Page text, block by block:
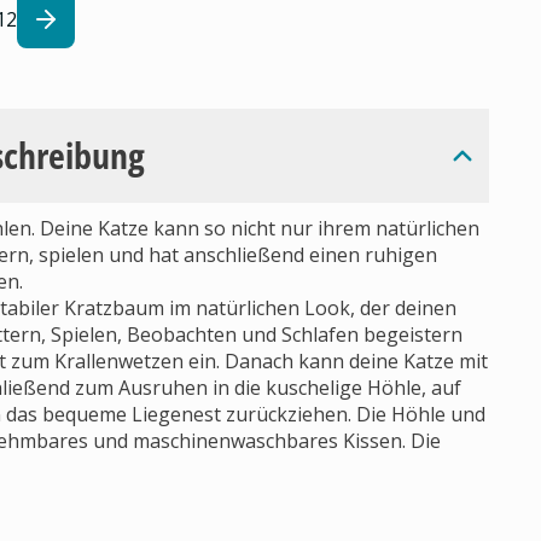
Deine Katze kann so nicht nur ihrem natürlichen
spielen und hat anschließend einen ruhigen
Kratzbaum im natürlichen Look, der deinen
Spielen, Beobachten und Schlafen begeistern
Krallenwetzen ein. Danach kann deine Katze mit
zum Ausruhen in die kuschelige Höhle, auf
bequeme Liegenest zurückziehen. Die Höhle und
und maschinenwaschbares Kissen. Die